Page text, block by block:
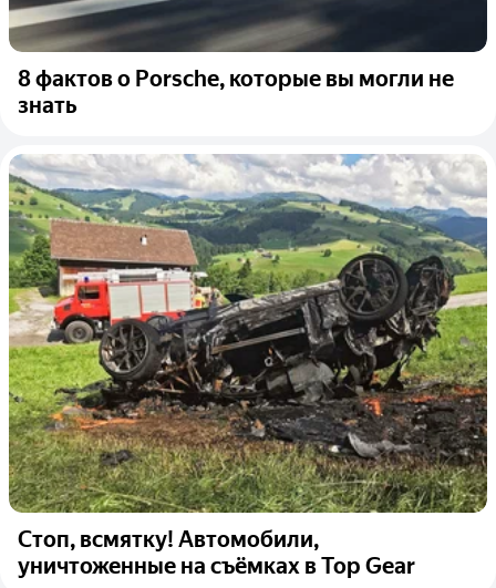
8 фактов о Porsche, которые вы могли не
знать
Стоп, всмятку! Автомобили,
уничтоженные на съёмках в Top Gear